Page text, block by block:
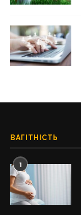
ВАГІТНІСТЬ
1